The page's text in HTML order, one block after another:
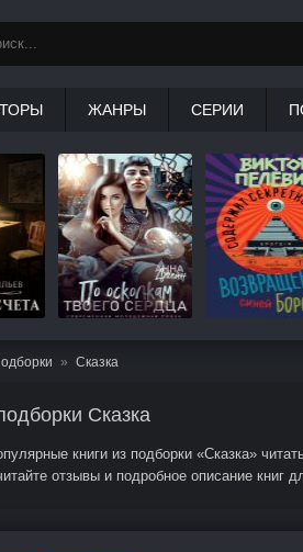
Сказка
Сказка
книги из подборки «Сказка»
отзывы и подробное описание книг
ЖАНРЫ СЕРИИ